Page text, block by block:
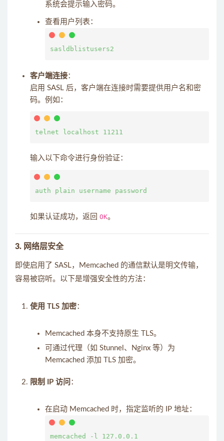
系统会提示输入密码。
查看用户列表：
客户端连接：
启用 SASL 后，客户端在连接时需要提供用户名和密
码。例如：
输入以下命令进行身份验证：
如果认证成功，返回 OK。
3. 网络层安全
即使启用了 SASL，Memcached 的通信默认是明文传输，
容易被窃听。以下是增强安全性的方法：
使用 TLS 加密：
Memcached 本身不支持原生 TLS。
可通过代理（如 Stunnel、Nginx 等）为
Memcached 添加 TLS 加密。
限制 IP 访问 ：
在启动 Memcached 时，指定监听的 IP 地址：